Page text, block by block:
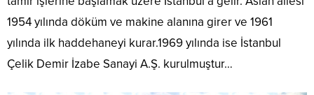
1954 yılında döküm ve makine alanına girer ve 1961
yılında ilk haddehaneyi kurar.1969 yılında ise İstanbul
Çelik Demir İzabe Sanayi A.Ş. kurulmuştur…